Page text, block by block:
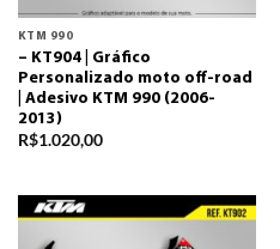
KTM 990
– KT904 | Gráfico
Personalizado moto off-road
| Adesivo KTM 990 (2006-
2013)
R$1.020,00